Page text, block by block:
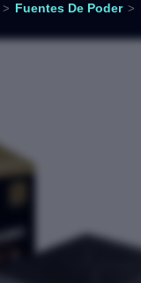
> Fuentes De Poder >